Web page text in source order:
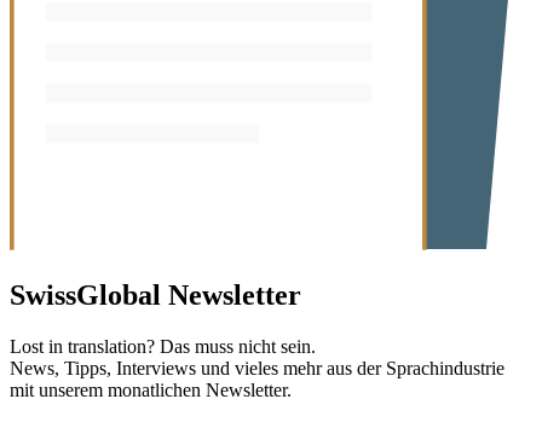
SwissGlobal Newsletter
Lost in translation? Das muss nicht sein.
News, Tipps, Interviews und vieles mehr aus der Sprachindustrie
mit unserem monatlichen Newsletter.